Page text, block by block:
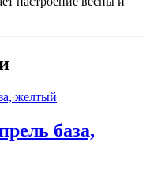
база,